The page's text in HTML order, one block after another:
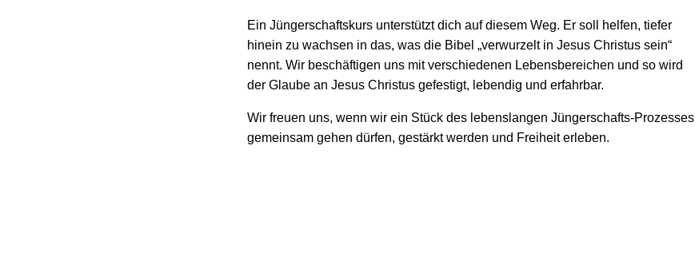
Ein Jüngerschaftskurs unterstützt dich auf diesem Weg. Er soll helfen, tiefer
hinein zu wachsen in das, was die Bibel „verwurzelt in Jesus Christus sein“
nennt. Wir beschäftigen uns mit verschiedenen Lebensbereichen und so wird
der Glaube an Jesus Christus gefestigt, lebendig und erfahrbar.
Wir freuen uns, wenn wir ein Stück des lebenslangen Jüngerschafts-Prozesses
gemeinsam gehen dürfen, gestärkt werden und Freiheit erleben.